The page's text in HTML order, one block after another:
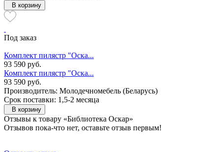
В корзину
Под заказ
Комплект пилястр "Оска...
93 590 руб.
Комплект пилястр "Оска...
93 590 руб.
Производитель: Молодечномебель (Беларусь)
Срок поставки: 1,5-2 месяца
В корзину
Отзывы к товару «Библиотека Оскар»
Отзывов пока-что нет, оставьте отзыв первым!